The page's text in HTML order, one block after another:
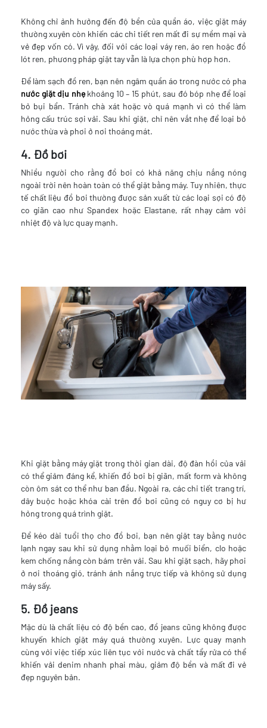
Không chỉ ảnh hưởng đến độ bền của quần áo, việc giặt máy
thường xuyên còn khiến các chi tiết ren mất đi sự mềm mại và
vẻ đẹp vốn có. Vì vậy, đối với các loại váy ren, áo ren hoặc đồ
lót ren, phương pháp giặt tay vẫn là lựa chọn phù hợp hơn.
Để làm sạch đồ ren, bạn nên ngâm quần áo trong nước có pha
nước giặt dịu nhẹ khoảng 10 – 15 phút, sau đó bóp nhẹ để loại
bỏ bụi bẩn. Tránh chà xát hoặc vò quá mạnh vì có thể làm
hỏng cấu trúc sợi vải. Sau khi giặt, chỉ nên vắt nhẹ để loại bỏ
nước thừa và phơi ở nơi thoáng mát.
4. Đồ bơi
Nhiều người cho rằng đồ bơi có khả năng chịu nắng nóng
ngoài trời nên hoàn toàn có thể giặt bằng máy. Tuy nhiên, thực
tế chất liệu đồ bơi thường được sản xuất từ các loại sợi có độ
co giãn cao như Spandex hoặc Elastane, rất nhạy cảm với
nhiệt độ và lực quay mạnh.
Khi giặt bằng máy giặt trong thời gian dài, độ đàn hồi của vải
có thể giảm đáng kể, khiến đồ bơi bị giãn, mất form và không
còn ôm sát cơ thể như ban đầu. Ngoài ra, các chi tiết trang trí,
dây buộc hoặc khóa cài trên đồ bơi cũng có nguy cơ bị hư
hỏng trong quá trình giặt.
Để kéo dài tuổi thọ cho đồ bơi, bạn nên giặt tay bằng nước
lạnh ngay sau khi sử dụng nhằm loại bỏ muối biển, clo hoặc
kem chống nắng còn bám trên vải. Sau khi giặt sạch, hãy phơi
ở nơi thoáng gió, tránh ánh nắng trực tiếp và không sử dụng
máy sấy.
5. Đồ jeans
Mặc dù là chất liệu có độ bền cao, đồ jeans cũng không được
khuyến khích giặt máy quá thường xuyên. Lực quay mạnh
cùng với việc tiếp xúc liên tục với nước và chất tẩy rửa có thể
khiến vải denim nhanh phai màu, giảm độ bền và mất đi vẻ
đẹp nguyên bản.